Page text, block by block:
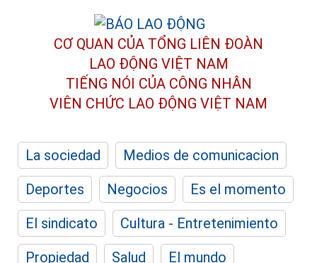
CƠ QUAN CỦA TỔNG LIÊN ĐOÀN
LAO ĐỘNG VIỆT NAM
TIẾNG NÓI CỦA CÔNG NHÂN
VIÊN CHỨC LAO ĐỘNG VIỆT NAM
La sociedad
Medios de comunicacion
Deportes
Negocios
Es el momento
El sindicato
Cultura - Entretenimiento
Propiedad
Salud
El mundo